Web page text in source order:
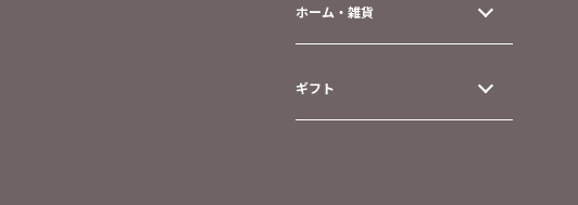
ホーム・雑貨
ギフト